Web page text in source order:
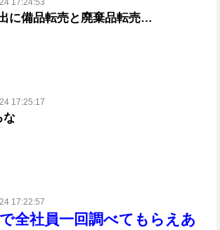
17:24:53
に備品転売と廃棄品転売…
17:25:17
な
17:22:57
全社員一回調べてもらえ あ